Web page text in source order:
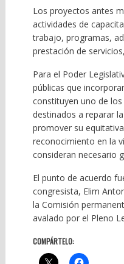
Los proyectos antes
actividades de
trabajo, programas,
prestación de
Para el Poder
públicas que
constituyen uno de
destinados a reparar
promover su
reconocimiento en la
consideran necesario
El punto de acuerdo
congresista, Elim
la Comisión
avalado por el Pleno
COMPÁRTELO: